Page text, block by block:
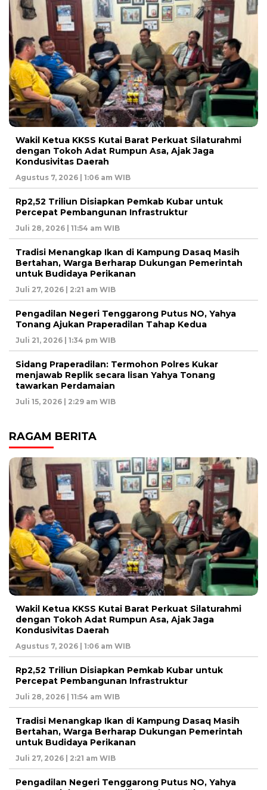
Wakil Ketua KKSS Kutai Barat Perkuat Silaturahmi
dengan Tokoh Adat Rumpun Asa, Ajak Jaga
Kondusivitas Daerah
Agustus 7, 2026 | 1:06 am WIB
Rp2,52 Triliun Disiapkan Pemkab Kubar untuk
Percepat Pembangunan Infrastruktur
Juli 28, 2026 | 11:54 am WIB
Tradisi Menangkap Ikan di Kampung Dasaq Masih
Bertahan, Warga Berharap Dukungan Pemerintah
untuk Budidaya Perikanan
Juli 27, 2026 | 2:21 am WIB
Pengadilan Negeri Tenggarong Putus NO, Yahya
Tonang Ajukan Praperadilan Tahap Kedua
Juli 21, 2026 | 1:34 pm WIB
Sidang Praperadilan: Termohon Polres Kukar
menjawab Replik secara lisan Yahya Tonang
tawarkan Perdamaian
Juli 15, 2026 | 2:29 am WIB
RAGAM BERITA
Wakil Ketua KKSS Kutai Barat Perkuat Silaturahmi
dengan Tokoh Adat Rumpun Asa, Ajak Jaga
Kondusivitas Daerah
Agustus 7, 2026 | 1:06 am WIB
Rp2,52 Triliun Disiapkan Pemkab Kubar untuk
Percepat Pembangunan Infrastruktur
Juli 28, 2026 | 11:54 am WIB
Tradisi Menangkap Ikan di Kampung Dasaq Masih
Bertahan, Warga Berharap Dukungan Pemerintah
untuk Budidaya Perikanan
Juli 27, 2026 | 2:21 am WIB
Pengadilan Negeri Tenggarong Putus NO, Yahya